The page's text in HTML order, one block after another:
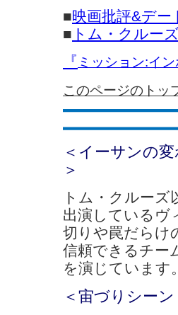
■映画批評&デー
■ トム・クルー
『 ミッション:イ
このページのトッ
＜イーサンの
＞
トム・クルーズ
出演しているヴ
切りや罠だらけ
信頼できるチー
を演じています
＜宙づりシーン